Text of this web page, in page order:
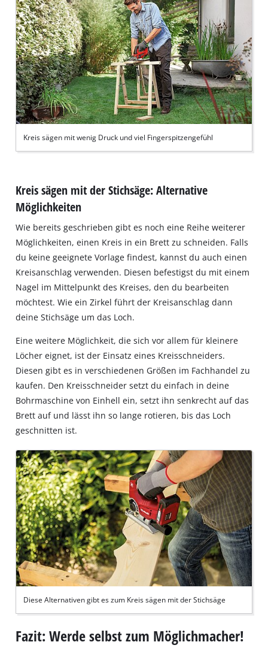
Kreis sägen mit wenig Druck und viel Fingerspitzengefühl
Kreis sägen mit der Stichsäge: Alternative
Möglichkeiten
Wie bereits geschrieben gibt es noch eine Reihe weiterer
Möglichkeiten, einen Kreis in ein Brett zu schneiden. Falls
du keine geeignete Vorlage findest, kannst du auch einen
Kreisanschlag verwenden. Diesen befestigst du mit einem
Nagel im Mittelpunkt des Kreises, den du bearbeiten
möchtest. Wie ein Zirkel führt der Kreisanschlag dann
deine Stichsäge um das Loch.
Eine weitere Möglichkeit, die sich vor allem für kleinere
Löcher eignet, ist der Einsatz eines Kreisschneiders.
Diesen gibt es in verschiedenen Größen im Fachhandel zu
kaufen. Den Kreisschneider setzt du einfach in deine
Bohrmaschine von Einhell ein, setzt ihn senkrecht auf das
Brett auf und lässt ihn so lange rotieren, bis das Loch
geschnitten ist.
Diese Alternativen gibt es zum Kreis sägen mit der Stichsäge
Fazit: Werde selbst zum Möglichmacher!